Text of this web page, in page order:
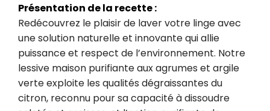
Présentation de la recette :
Redécouvrez le plaisir de laver votre linge avec
une solution naturelle et innovante qui allie
puissance et respect de l’environnement. Notre
lessive maison purifiante aux agrumes et argile
verte exploite les qualités dégraissantes du
citron, reconnu pour sa capacité à dissoudre